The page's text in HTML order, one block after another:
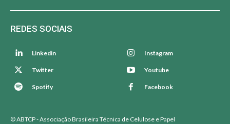
REDES SOCIAIS
Linkedin Instagram
Twitter Youtube
Spotify Facebook
© ABTCP - Associação Brasileira Técnica de Celulose e Papel